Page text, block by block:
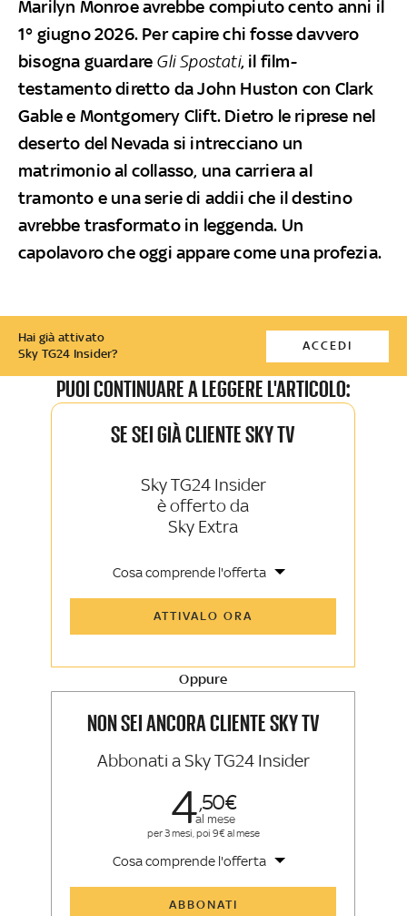
Marilyn Monroe avrebbe compiuto cento anni il
1° giugno 2026. Per capire chi fosse davvero
bisogna guardare Gli Spostati, il film-
testamento diretto da John Huston con Clark
Gable e Montgomery Clift. Dietro le riprese nel
deserto del Nevada si intrecciano un
matrimonio al collasso, una carriera al
tramonto e una serie di addii che il destino
avrebbe trasformato in leggenda. Un
capolavoro che oggi appare come una profezia.
Hai già attivato
Sky TG24 Insider?
ACCEDI
PUOI CONTINUARE A LEGGERE L'ARTICOLO:
SE SEI GIÀ CLIENTE SKY TV
Sky TG24 Insider
è offerto da
Sky Extra
Cosa comprende l'offerta
Sky Sport Insider
La newsletter esclusiva di Sky TG24
ATTIVALO ORA
Oppure
NON SEI ANCORA CLIENTE SKY TV
Abbonati a Sky TG24 Insider
450
al mese
per 3 mesi, poi 9€ al mese
Cosa comprende l'offerta
ABBONATI